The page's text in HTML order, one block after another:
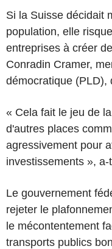
Si la Suisse décidait
population, elle
entreprises à créer
Conradin Cramer,
démocratique (PLD),
« Cela fait le jeu de
d'autres places
agressivement pour
investissements », a-
Le gouvernement
rejeter le
le mécontentement
transports publics